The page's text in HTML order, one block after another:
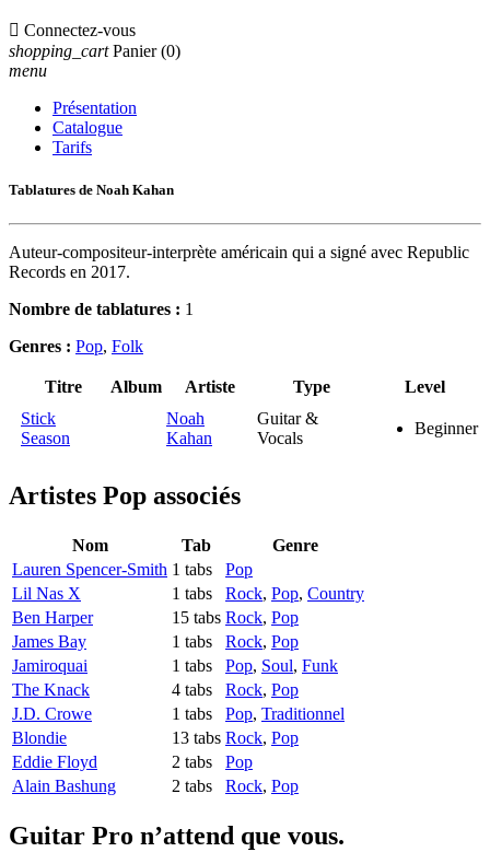
 Connectez-vous
shopping_cart Panier (0)
menu
Présentation
Catalogue
Tarifs
Tablatures de Noah Kahan
Auteur-compositeur-interprète américain qui a signé avec Republic
Records en 2017.
Nombre de tablatures : 1
Genres : Pop, Folk
Titre Album Artiste Type
Level
Stick
Season
Noah
Kahan
Guitar &
Vocals
Beginner
Artistes Pop associés
Nom Tab
Genre
Lauren Spencer-Smith 1 tabs
Pop
Lil Nas X
1 tabs Rock, Pop, Country
Ben Harper
15 tabs Rock, Pop
James Bay
1 tabs Rock, Pop
Jamiroquai
1 tabs Pop, Soul, Funk
The Knack
4 tabs Rock, Pop
J.D. Crowe
1 tabs Pop, Traditionnel
Blondie
13 tabs Rock, Pop
Eddie Floyd
2 tabs
Pop
Alain Bashung
2 tabs Rock, Pop
Guitar Pro n’attend que vous.